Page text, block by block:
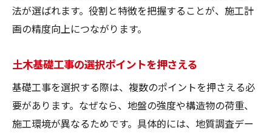
法が選ばれます。役割と特徴を把握することが、施工計
画の精度向上につながります。
土木基礎工事の選択ポイントを押さえる
基礎工事を選択する際は、複数のポイントを押さえる必
要があります。なぜなら、地盤の強度や構造物の荷重、
施工環境が異なるためです。具体的には、地質調査デー